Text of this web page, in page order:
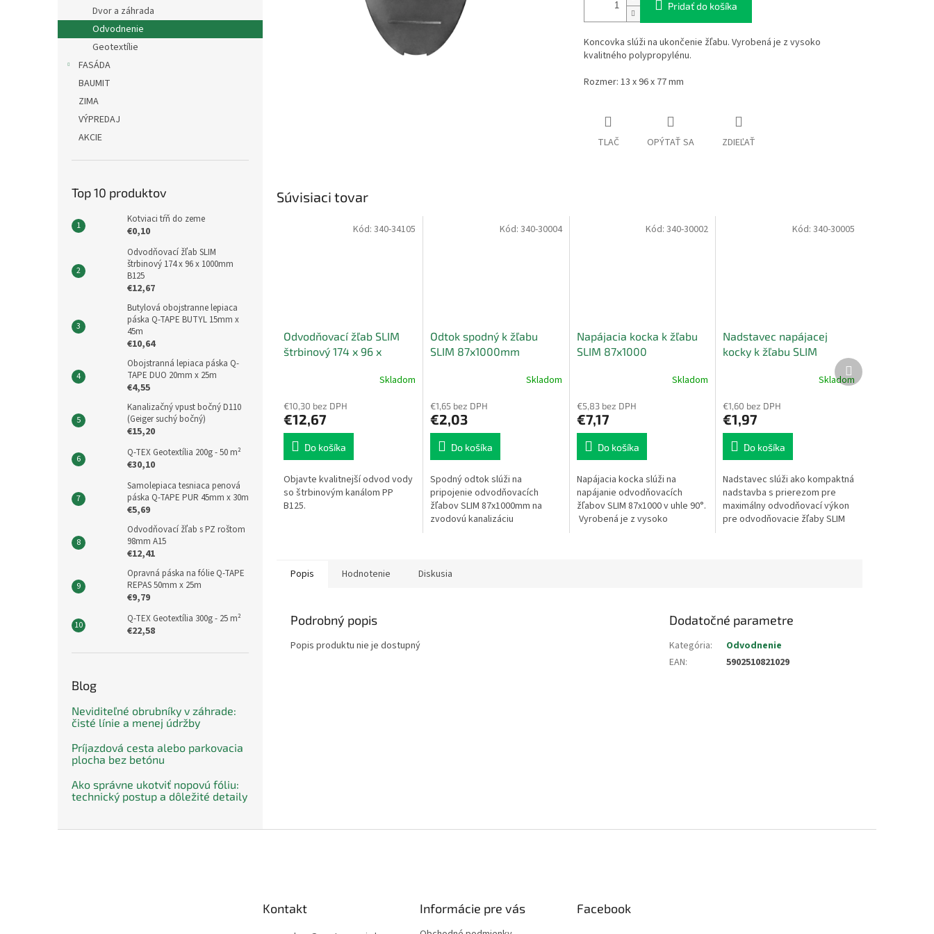
Dvor a záhrada
Odvodnenie
Geotextílie
FASÁDA
BAUMIT
ZIMA
VÝPREDAJ
AKCIE
Top 10 produktov
Kotviaci tŕň do zeme
€0,10
Odvodňovací žľab SLIM
štrbinový 174 x 96 x 1000mm
B125
€12,67
Butylová obojstranne lepiaca
páska Q-TAPE BUTYL 15mm x
45m
€10,64
Obojstranná lepiaca páska Q-
TAPE DUO 20mm x 25m
€4,55
Kanalizačný vpust bočný D110
(Geiger suchý bočný)
€15,20
Q-TEX Geotextília 200g - 50 m²
€30,10
Samolepiaca tesniaca penová
páska Q-TAPE PUR 45mm x 30m
€5,69
Odvodňovací žľab s PZ roštom
98mm A15
€12,41
Opravná páska na fólie Q-TAPE
REPAS 50mm x 25m
€9,79
Q-TEX Geotextília 300g - 25 m²
€22,58
Blog
Neviditeľné obrubníky v záhrade:
čisté línie a menej údržby
Príjazdová cesta alebo parkovacia
plocha bez betónu
Ako správne ukotviť nopovú fóliu:
technický postup a dôležité detaily
Pridať do košíka
Koncovka slúži na ukončenie žľabu. Vyrobená je z vysoko
kvalitného polypropylénu.
Rozmer: 13 x 96 x 77 mm
TLAČ OPÝTAŤ SA ZDIEĽAŤ
Súvisiaci tovar
Odvodňovací žľab SLIM
štrbinový 174 x 96 x
Skladom
€10,30 bez DPH
€12,67
Do košíka
Objavte kvalitnejší odvod vody
so štrbinovým kanálom PP
B125.
Kód: 340-34105
Odtok spodný k žľabu
SLIM 87x1000mm
Skladom
€1,65 bez DPH
€2,03
Do košíka
Spodný odtok slúži na
pripojenie odvodňovacích
žľabov SLIM 87x1000mm na
zvodovú kanalizáciu
Kód: 340-30004
Napájacia kocka k žľabu
SLIM 87x1000
produktu
je
5,0
5
hviezdičiek.
Skladom
€5,83 bez DPH
€7,17
Do košíka
Napájacia kocka slúži na
napájanie odvodňovacích
žľabov SLIM 87x1000 v uhle 90°.
Vyrobená je z vysoko
Kód:340-30002
Nadstavec napájacej
kocky k žľabu SLIM
Skladom
€1,60 bez DPH
€1,97
Do košíka
Nadstavec slúži ako kompaktná
nadstavba s prierezom pre
maximálny odvodňovací výkon
pre odvodňovacie žľaby SLIM
Kód: 340-30005
Ďalší
produkt
Popis Hodnotenie Diskusia
Podrobný popis
Popis produktu nie je dostupný
Dodatočné parametre
Kategória:
Odvodnenie
EAN: 5902510821029
Kontakt Informácie pre vás Facebook